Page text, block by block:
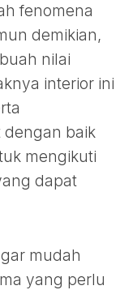
fenomena
demikian,
nilai
interior ini
dengan baik
mengikuti
dapat
mudah
yang perlu